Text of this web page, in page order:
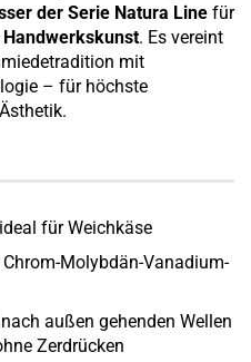
der Serie Natura Line für
. Es vereint
mit
– für höchste
für Weichkäse
Molybdän-Vanadium-
außen gehenden Wellen
Zerdrücken